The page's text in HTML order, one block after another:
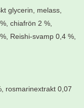
glycerin, melass,
chiafrön 2 %,
Reishi-svamp 0,4 %,
rosmarinextrakt 0,07